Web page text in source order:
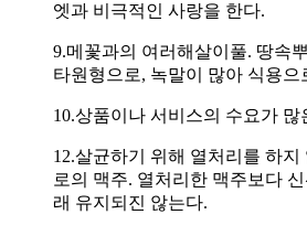
엣과 비극적인 사랑을 한다.
9.메꽃과의 여러해살이풀. 땅속
타원형으로, 녹말이 많아 식용으
10.상품이나 서비스의 수요가 많
12.살균하기 위해 열처리를 하지
로의 맥주. 열처리한 맥주보다
래 유지되진 않는다.